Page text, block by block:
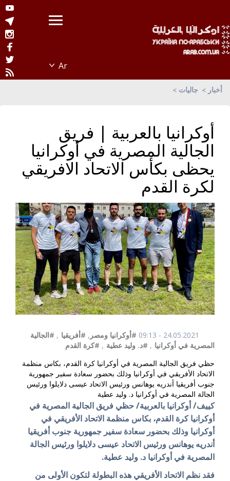
أخبار جاليات
أوكرانيا بالعربية | فريق
الجالية المصرية في أوكرانيا
يحظى بكأس الاتحاد الافريقي
لكرة القدم
24.05.2021 - 09:13 #أوكرانيا ومصر , #أفريقيا , #الجالية
المصرية في أوكرانيا , #د. وليد عطية , #كرة القدم
حظي فريق الجالية المصرية في أوكرانيا كرة القدم، بكاس منظمة
الاتحاد الأفريقي في أوكرانيا وذلك بحضور سعادة سفير جمهورية
جنوب أفريقيا أندريه يوهانس ورئيس الاتحاد عيسى دلايلوا ورئيس
الجالة المصرية في أوكرانيا د. وليد عطية
كييف/ أوكرانيا بالعربية/ حظي فريق الجالية المصرية في
أوكرانياكرة القدم، بكاس منظمة الاتحاد الأفريقي في
أوكرانيا وذلك بحضور سعادة سفير جمهورية جنوب أفريقيا
أندريه يوهانس ورئيس الاتحاد عيسى دلايلوا ورئيس الجالة
المصرية في أوكرانيا د. وليد عطية.
فقد نظم الاتحاد الأفريقي هذه البطولة لتكون الأولى من